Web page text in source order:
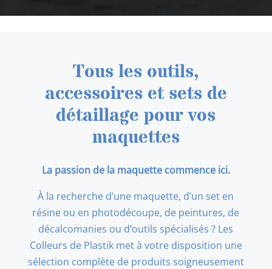
Tous les outils,
accessoires et sets de
détaillage pour vos
maquettes
La passion de la maquette commence ici.
À la recherche d’une maquette, d’un set en
résine ou en photodécoupe, de peintures, de
décalcomanies ou d’outils spécialisés ? Les
Colleurs de Plastik met à votre disposition une
sélection complète de produits soigneusement